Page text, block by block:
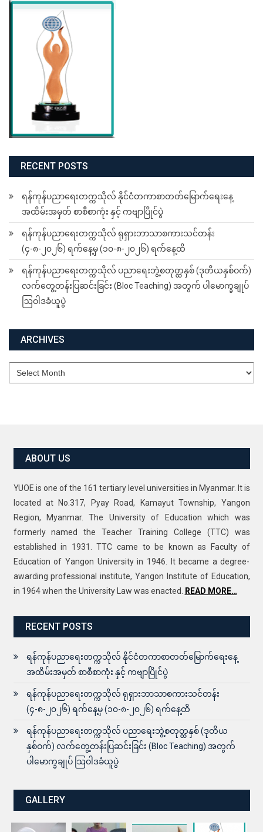
RECENT POSTS
ရန်ကုန်ပညာရေးတက္ကသိုလ် နိုင်ငံတကာစာတတ်မြောက်ရေးနေ့
အထိမ်းအမှတ် စာစီစာကုံး နှင့် ကဗျာပြိုင်ပွဲ
ရန်ကုန်ပညာရေးတက္ကသိုလ် ရုရှားဘာသာစကားသင်တန်း
(၄-၈-၂၀၂၆) ရက်နေ့မှ (၁၀-၈-၂၀၂၆) ရက်နေ့ထိ
ရန်ကုန်ပညာရေးတက္ကသိုလ် ပညာရေးဘွဲ့စတုတ္ထနှစ် (ဒုတိယနှစ်ဝက်)
လက်တွေ့တန်းပြဆင်းခြင်း (Bloc Teaching) အတွက် ပါမောက္ခချုပ်
ဩဝါဒခံယူပွဲ
ARCHIVES
Archives
ABOUT US
YUOE is one of the 161 tertiary level universities in Myanmar. It is
located at No.317, Pyay Road, Kamayut Township, Yangon
Region, Myanmar. The University of Education which was
formerly named the Teacher Training College (TTC) was
established in 1931. TTC came to be known as Faculty of
Education of Yangon University in 1946. It became a degree-
awarding professional institute, Yangon Institute of Education,
in 1964 when the University Law was enacted.
READ MORE…
RECENT POSTS
ရန်ကုန်ပညာရေးတက္ကသိုလ် နိုင်ငံတကာစာတတ်မြောက်ရေးနေ့
အထိမ်းအမှတ် စာစီစာကုံး နှင့် ကဗျာပြိုင်ပွဲ
ရန်ကုန်ပညာရေးတက္ကသိုလ် ရုရှားဘာသာစကားသင်တန်း
(၄-၈-၂၀၂၆) ရက်နေ့မှ (၁၀-၈-၂၀၂၆) ရက်နေ့ထိ
ရန်ကုန်ပညာရေးတက္ကသိုလ် ပညာရေးဘွဲ့စတုတ္ထနှစ် (ဒုတိယ
နှစ်ဝက်) လက်တွေ့တန်းပြဆင်းခြင်း (Bloc Teaching) အတွက်
ပါမောက္ခချုပ် ဩဝါဒခံယူပွဲ
GALLERY